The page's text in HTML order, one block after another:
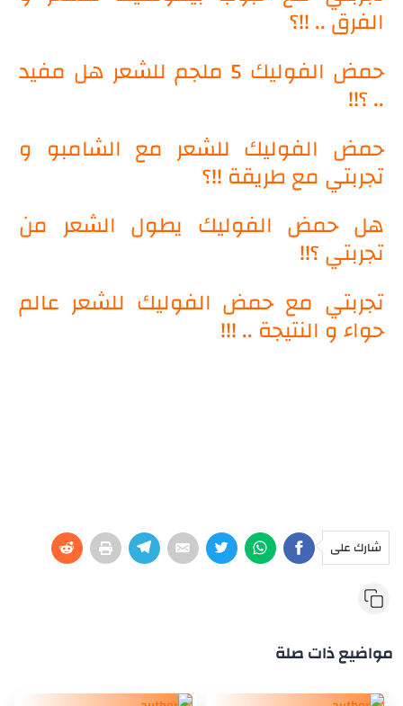
الفرق .. !!؟
حمض الفوليك 5 ملجم للشعر هل مفيد
.. ؟!!
حمض الفوليك للشعر مع الشامبو و
تجربتي مع طريقة !!؟
هل حمض الفوليك يطول الشعر من
تجربتي ؟!!
تجربتي مع حمض الفوليك للشعر عالم
حواء و النتيجة .. !!!
شارك على
مواضيع ذات صلة